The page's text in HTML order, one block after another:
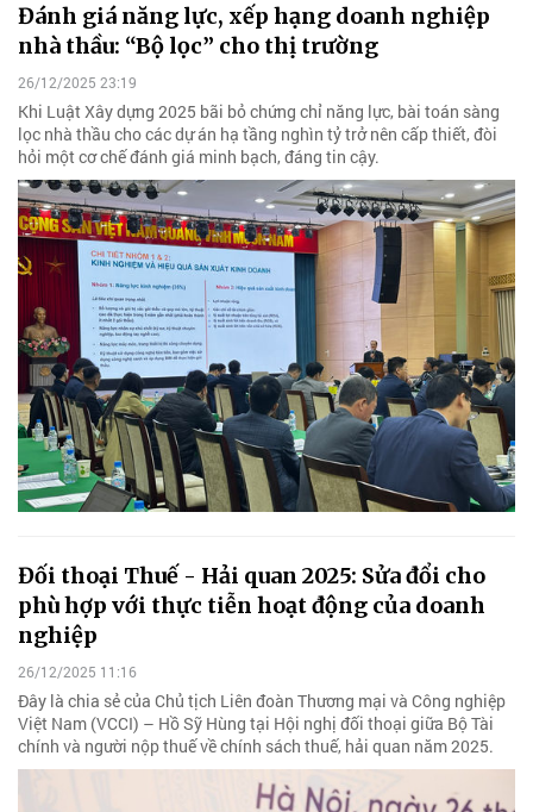
Đánh giá năng lực, xếp hạng doanh nghiệp
nhà thầu: “Bộ lọc” cho thị trường
26/12/2025 23:19
Khi Luật Xây dựng 2025 bãi bỏ chứng chỉ năng lực, bài toán sàng
lọc nhà thầu cho các dự án hạ tầng nghìn tỷ trở nên cấp thiết, đòi
hỏi một cơ chế đánh giá minh bạch, đáng tin cậy.
Đối thoại Thuế - Hải quan 2025: Sửa đổi cho
phù hợp với thực tiễn hoạt động của doanh
nghiệp
26/12/2025 11:16
Đây là chia sẻ của Chủ tịch Liên đoàn Thương mại và Công nghiệp
Việt Nam (VCCI) – Hồ Sỹ Hùng tại Hội nghị đối thoại giữa Bộ Tài
chính và người nộp thuế về chính sách thuế, hải quan năm 2025.